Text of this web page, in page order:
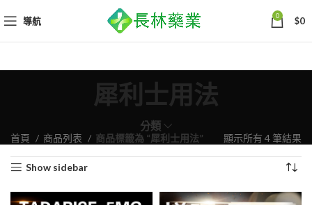
導航 0 $0
犀利士用法
分類
首頁 商品列表 商品標籤為 “犀利士用法” 顯示所有 4 筆結果
排
Show sidebar